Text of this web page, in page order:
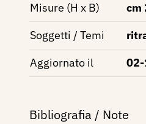
Misure (H x B)
cm
Soggetti / Temi
Aggiornato il
Bibliografia / Note